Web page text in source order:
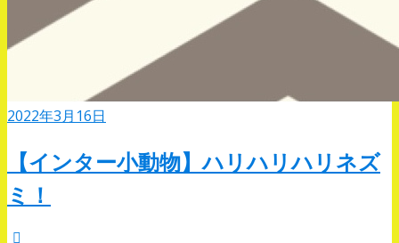
2022年3月16日
【インター小動物】ハリハリハリネズ
ミ！